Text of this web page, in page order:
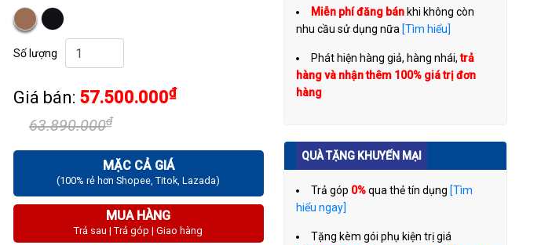
Số lượng
Giá bán: 57.500.000₫
63.890.000₫
MẶC CẢ GIÁ
(100% rẻ hơn Shopee, Titok, Lazada)
MUA HÀNG
Trả sau | Trả góp | Giao hàng
Miễn phí đăng bán khi không còn
nhu cầu sử dụng nữa [Tìm hiểu]
Phát hiện hàng giả, hàng nhái,trả
hàng và nhận thêm 100% giá trị đơn
hàng
QUÀ TẶNG KHUYẾN MẠI
Trả góp 0%qua thẻ tín dụng [Tìm
hiểu ngay]
Tặng kèm gói phụ kiện trị giá